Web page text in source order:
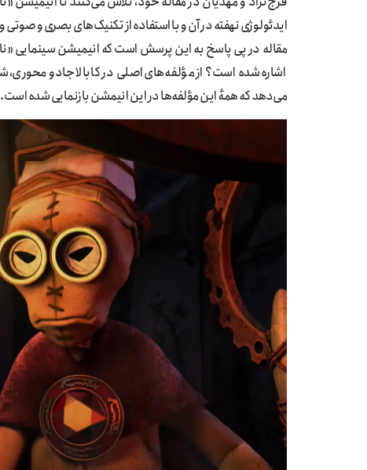
ایدئولوژی نهفته در آن و با استفاده از تکنیک‌های بصری و
مقاله در پی پاسخ به این پرسش است که انیمیشن سینمایی
اشاره شده است؟ از مؤلفه‌های اصلی در کابالا جادو
می‌دهد که همهٔ این مؤلفه‌ها در این انیمشن بازنمایی شده است.